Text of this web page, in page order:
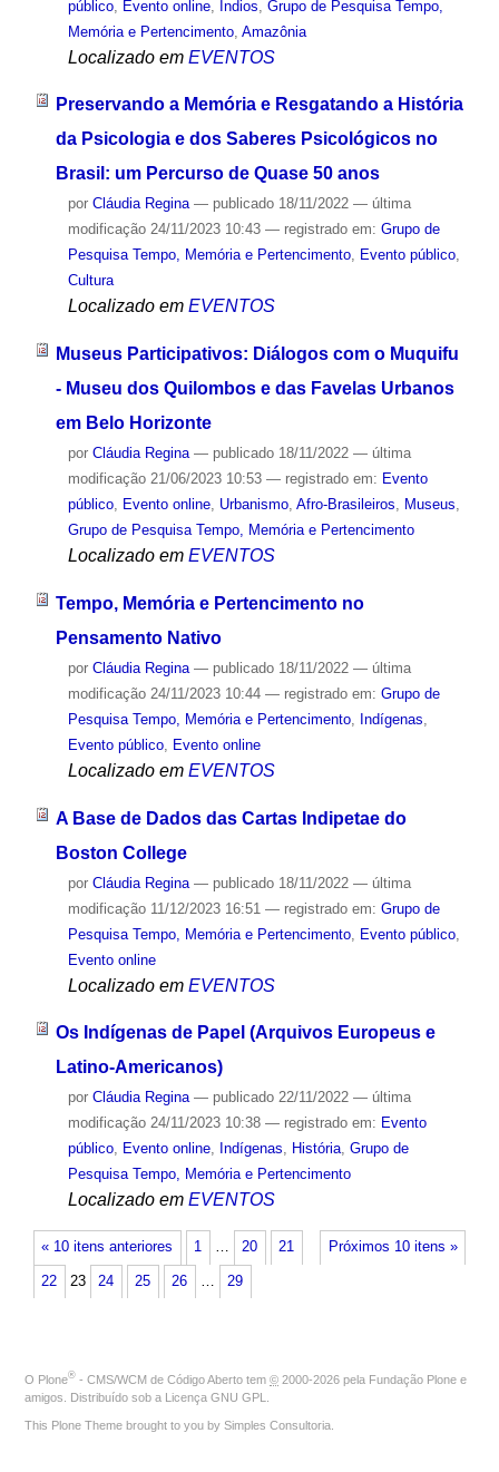
público, Evento online, Índios Grupo de Pesquisa Tempo,
Memória e Pertencimento, Amazônia
Localizado em EVENTOS
Preservando a Memória e Resgatando a História
da Psicologia e dos Saberes Psicológicos no
Brasil: um Percurso de Quase 50 anos
por Cláudia Regina — publicado18/11/2022 — última
modificação24/11/2023 10:43 — registrado em: Grupo de
Pesquisa Tempo, Memória e Pertencimento, Evento público,
Cultura
Localizado em EVENTOS
Museus Participativos: Diálogos com o Muquifu
- Museu dos Quilombos e das Favelas Urbanos
em Belo Horizonte
por Cláudia Regina — publicado18/11/2022 — última
modificação21/06/2023 10:53 — registrado em: Evento
público, Evento online, Urbanismo, Afro-Brasileiros, Museus,
Grupo de Pesquisa Tempo, Memória e Pertencimento
Localizado em EVENTOS
Tempo, Memória e Pertencimento no
Pensamento Nativo
por Cláudia Regina — publicado18/11/2022 — última
modificação24/11/2023 10:44 — registrado em: Grupo de
Pesquisa Tempo, Memória e Pertencimento, Indígenas
Evento público, Evento online
Localizado em EVENTOS
A Base de Dados das Cartas Indipetae do
Boston College
por Cláudia Regina — publicado18/11/2022 — última
modificação11/12/2023 16:51 — registrado em: Grupo de
Pesquisa Tempo, Memória e Pertencimento, Evento público,
Evento online
Localizado em EVENTOS
Os Indígenas de Papel (Arquivos Europeus e
Latino-Americanos)
por Cláudia Regina — publicado22/11/2022 — última
modificação24/11/2023 10:38 — registrado em: Evento
público, Evento online, Indígenas, História, Grupo de
Pesquisa Tempo, Memória e Pertencimento
Localizado em EVENTOS
« 10 itens anteriores Próximos 10 itens »
1 … 20 21
22 23 24 25 26 … 29
O Plone® - CMS/WCM de Código Aberto tem © 2000-2026 pela Fundação Plone e
amigos. Distribuído sob a Licença GNU GPL
This Plone Theme brought to you by Simples Consultoria